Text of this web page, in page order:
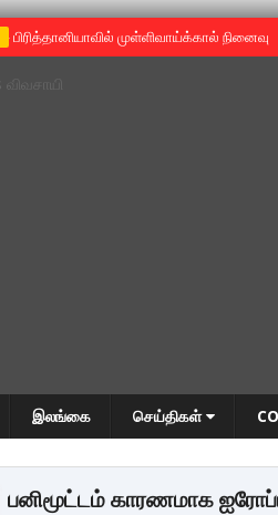
»பிரித்தானியாவில் முள்ளிவாய்க்கால் நினைவு
இலங்கை செய்திகள்
பனிமூட்டம் காரணமாக